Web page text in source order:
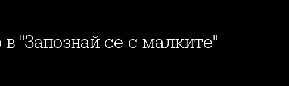
в "Запознай се с малките"